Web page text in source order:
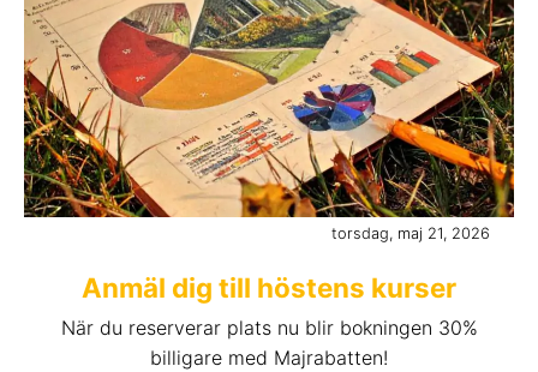
torsdag, maj 21, 2026
Anmäl dig till höstens kurser
När du reserverar plats nu blir bokningen 30%
billigare med Majrabatten!